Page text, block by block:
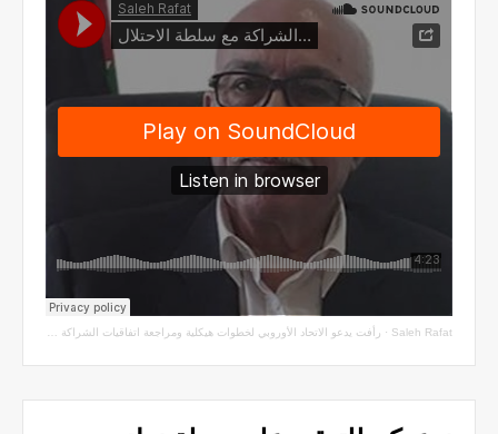
Saleh Rafat
· رأفت يدعو الاتحاد الأوروبي لخطوات هيكلية ومراجعة اتفاقيات الشراكة مع سلطة الاحتلال